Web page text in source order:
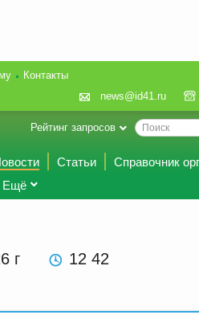
Контакты
news@id41.ru
Рейтинг запросов
Статьи
Справочник
Ещё
г 12 42